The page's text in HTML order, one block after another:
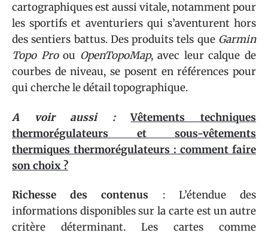
cartographiques est aussi vitale, notamment pour
les sportifs et aventuriers qui s’aventurent hors
des sentiers battus. Des produits tels que Garmin
Topo Proou OpenTopoMap, avec leur calque de
courbes de niveau, se posent en références pour
qui cherche le détail topographique.
A voir aussi :
Vêtements techniques
thermorégulateurs et sous-vêtements
thermiques thermorégulateurs : comment faire
son choix ?
Richesse des contenus : L’étendue des
informations disponibles sur la carte est un autre
critère déterminant. Les cartes comme